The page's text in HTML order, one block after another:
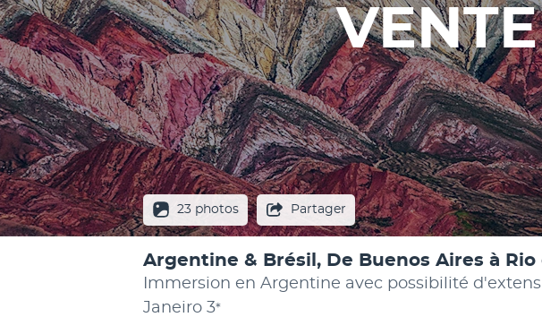
23 photos Partager
Argentine & Brésil, De Buenos Aires à Rio
Immersion en Argentine avec possibilité
Janeiro 3*